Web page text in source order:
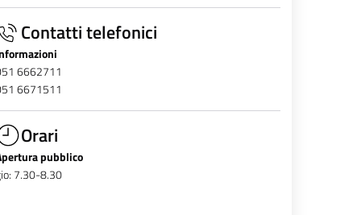
Contatti telefonici
6662711
6671511
Orari
pubblico
7.30-8.30